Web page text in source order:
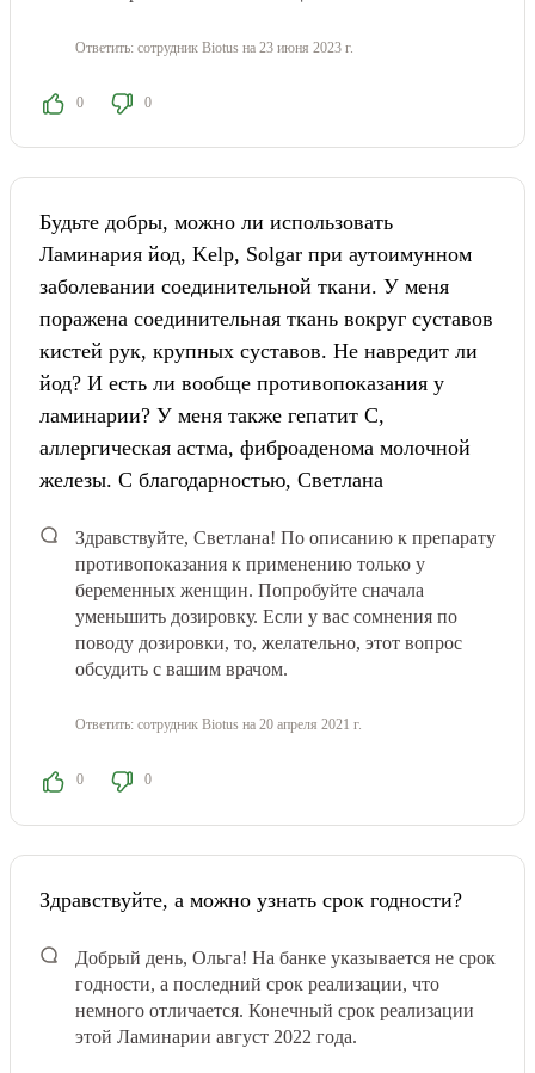
Ответить: сотрудник Biotus на 23 июня 2023 г.
0 0
Будьте добры, можно ли использовать
Ламинария йод, Kelp, Solgar при аутоимунном
заболевании соединительной ткани. У меня
поражена соединительная ткань вокруг суставов
кистей рук, крупных суставов. Не навредит ли
йод? И есть ли вообще противопоказания у
ламинарии? У меня также гепатит С,
аллергическая астма, фиброаденома молочной
железы. С благодарностью, Светлана
Здравствуйте, Светлана! По описанию к препарату
противопоказания к применению только у
беременных женщин. Попробуйте сначала
уменьшить дозировку. Если у вас сомнения по
поводу дозировки, то, желательно, этот вопрос
обсудить с вашим врачом.
Ответить: сотрудник Biotus на 20 апреля 2021 г.
0 0
Здравствуйте, а можно узнать срок годности?
Добрый день, Ольга! На банке указывается не срок
годности, а последний срок реализации, что
немного отличается. Конечный срок реализации
этой Ламинарии август 2022 года.